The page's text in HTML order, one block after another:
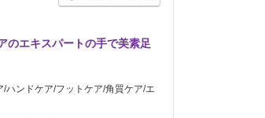
のエキスパートの手で美素足
ハンドケア/フットケア/角質ケア/エ